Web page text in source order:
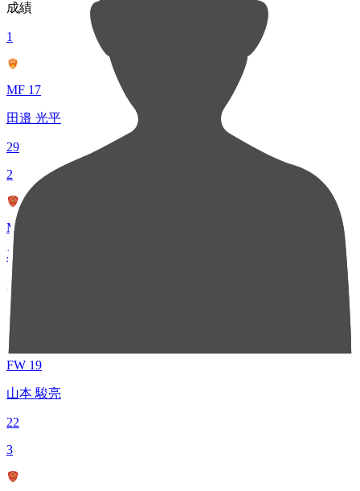
成績
1
MF 17
田邉 光平
29
2
MF 11
石浦 大雅
24
3
FW 19
山本 駿亮
22
3